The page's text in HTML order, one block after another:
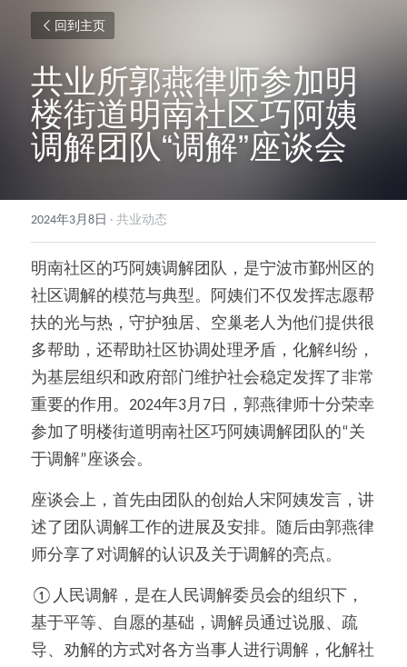
回到主页
共业所郭燕律师参加明
楼街道明南社区巧阿姨
调解团队“调解”座谈会
2024年3月8日 · 共业动态
明南社区的巧阿姨调解团队，是宁波市鄞州区的
社区调解的模范与典型。阿姨们不仅发挥志愿帮
扶的光与热，守护独居、空巢老人为他们提供很
多帮助，还帮助社区协调处理矛盾，化解纠纷，
为基层组织和政府部门维护社会稳定发挥了非常
重要的作用。2024年3月7日，郭燕律师十分荣幸
参加了明楼街道明南社区巧阿姨调解团队的“关
于调解”座谈会。
座谈会上，首先由团队的创始人宋阿姨发言，讲
述了团队调解工作的进展及安排。随后由郭燕律
师分享了对调解的认识及关于调解的亮点。
①人民调解，是在人民调解委员会的组织下，
基于平等、自愿的基础，调解员通过说服、疏
导、劝解的方式对各方当事人进行调解，化解社